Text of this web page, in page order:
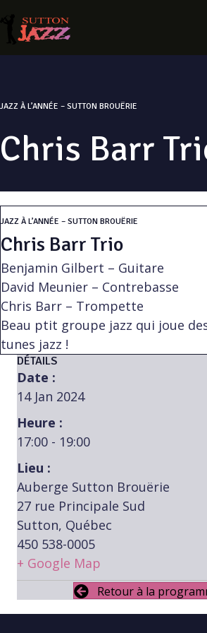
JAZZ À L’ANNÉE – SUTTON BROUËRIE
Chris Barr
JAZZ À L’ANNÉE – SUTTON BROUËRIE
Chris Barr Trio
Benjamin Gilbert – Guitare
David Meunier – Contrebasse
Chris Barr – Trompette
Beau ptit groupe jazz qui joue
tunes jazz !
DÉTAILS
Date :
14 Jan 2024
Heure :
17:00 - 19:00
Lieu :
Auberge Sutton Brouërie
27 rue Principale Sud
Sutton, Québec
450 538-0005
+ Google Map
Retour à la